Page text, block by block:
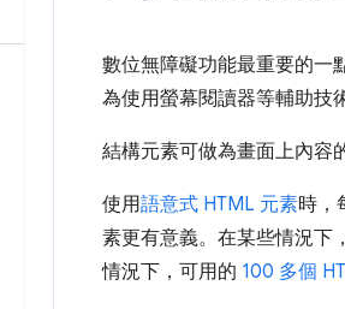
數位無障礙功能最重要的一
為使用螢幕閱讀器等輔助技
結構元素可做為畫面上內容
使用語意式 HTML 元素時，
素更有意義。在某些情況下
情況下，可用的 100 多個